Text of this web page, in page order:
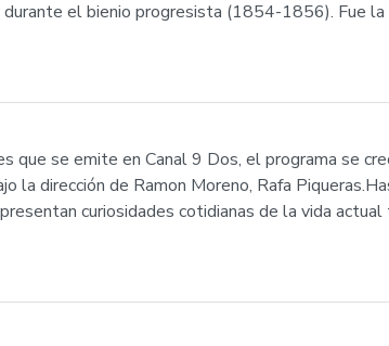
el bienio progresista (1854-1856). Fue
que se emite en Canal 9 Dos, el programa se
la dirección de Ramon Moreno, Rafa
curiosidades cotidianas de la vida